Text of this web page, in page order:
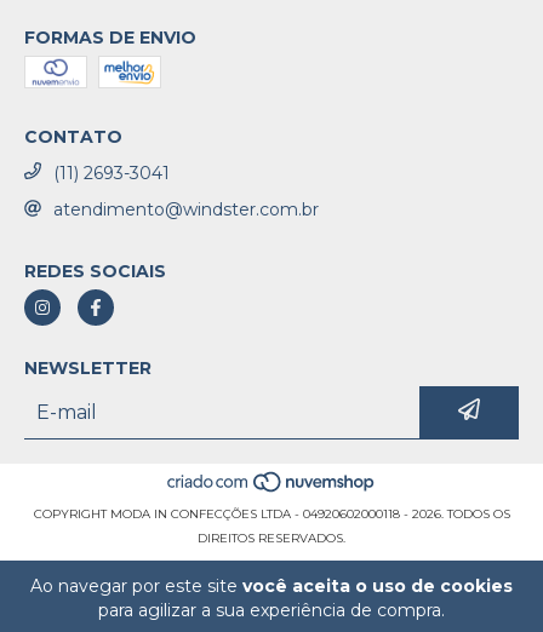
Ao navegar por este site você aceita o uso de cookies
para agilizar a sua experiência de compra.
FORMAS DE ENVIO
CONTATO
(11) 2693-3041
atendimento@windster.com.br
REDES SOCIAIS
NEWSLETTER
COPYRIGHT MODA IN CONFECÇÕES LTDA - 04920602000118 - 2026. TODOS OS
DIREITOS RESERVADOS.